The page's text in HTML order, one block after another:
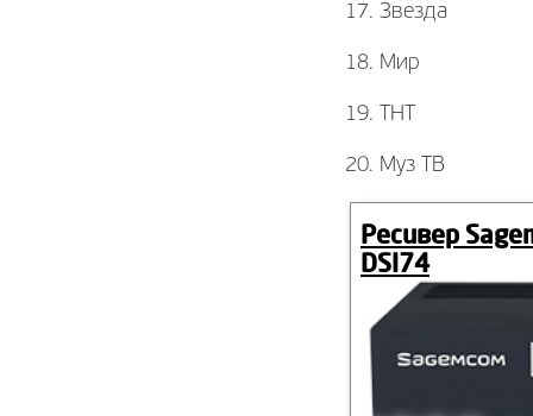
17. Звезда
18. Мир
19. ТНТ
20. Муз ТВ
Ресивер
DSI74